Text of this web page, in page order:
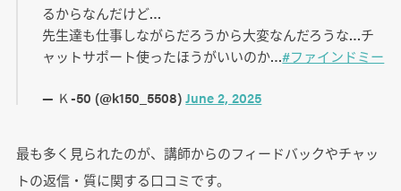
るからなんだけど…
先生達も仕事しながらだろうから大変なんだろうな…チ
ャットサポート使ったほうがいいのか…#ファインドミー
— Ｋ-50 (@k150_5508)June 2, 2025
最も多く見られたのが、講師からのフィードバックやチャッ
トの返信・質に関する口コミです。